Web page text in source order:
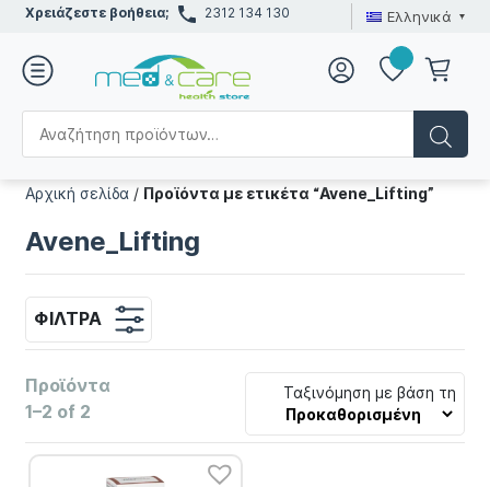
Χρειάζεστε βοήθεια; 2312 134 130 Ελληνικά
Αρχική σελίδα / Προϊόντα με ετικέτα “Avene_Lifting”
Avene_Lifting
ΦΊΛΤΡΑ
Προϊόντα
1–2 of 2
Ταξινόμηση με βάση τη